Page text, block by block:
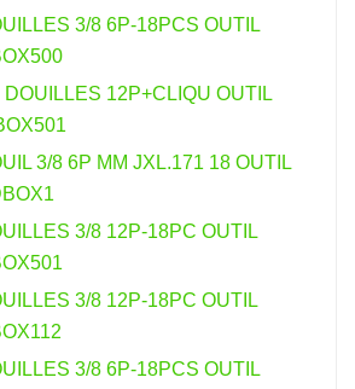
3/8 6P-18PCS OUTIL
12P+CLIQU OUTIL
3/8 6P MM JXL.171 18 OUTIL
3/8 12P-18PC OUTIL
3/8 12P-18PC OUTIL
3/8 6P-18PCS OUTIL